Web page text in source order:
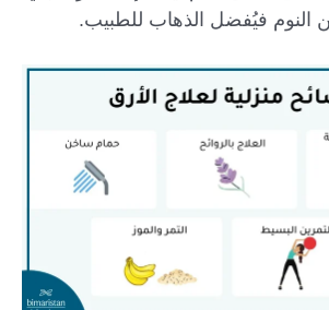
النوم فيُفضل الذهاب للطبيب.